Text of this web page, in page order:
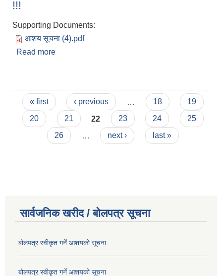
!!!
Supporting Documents:
आशय सूचना (4).pdf
Read more
Pages
« first ‹ previous 18
19
20
21 22 23 24
25
26
next › last »
सार्वजनिक खरीद / बोलपत्र सूचना
बोलपत्र स्वीकृत गर्ने आशयको सूचना
बोलपत्र स्वीकृत गर्ने आशयको सूचना